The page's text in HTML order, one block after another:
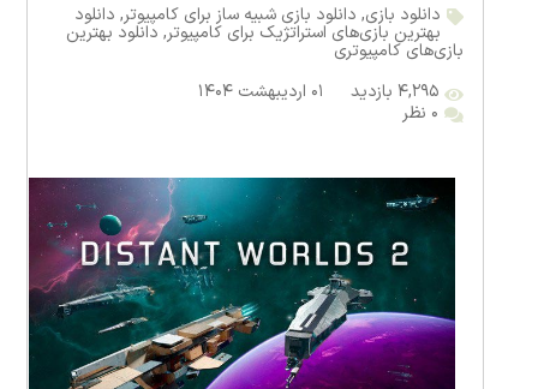
دانلود بازی, دانلود بازی شبیه ساز برای کامپیوتر, دانلود
بهترین بازی‌های استراتژیک برای کامپیوتر, دانلود بهترین
بازی‌های کامپیوتری
۴,۲۹۵ بازدید
۰۱ اردیبهشت ۱۴۰۴
۰ نظر